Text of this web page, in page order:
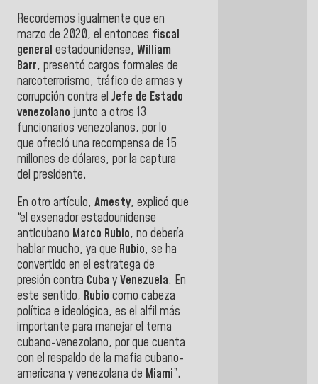
Recordemos igualmente que en
marzo de 2020, el entonces fiscal
general estadounidense, William
Barr, presentó cargos formales de
narcoterrorismo, tráfico de armas y
corrupción contra el Jefe de Estado
venezolano junto a otros 13
funcionarios venezolanos, por lo
que ofreció una recompensa de 15
millones de dólares, por la captura
del presidente.
En otro artículo, Amesty, explicó que
“el exsenador estadounidense
anticubano Marco Rubio, no debería
hablar mucho, ya que Rubio, se ha
convertido en el estratega de
presión contra Cuba yVenezuela. En
este sentido, Rubio como cabeza
política e ideológica, es el alfil más
importante para manejar el tema
cubano-venezolano, por que cuenta
con el respaldo de la mafia cubano-
americana y venezolana de Miami”.